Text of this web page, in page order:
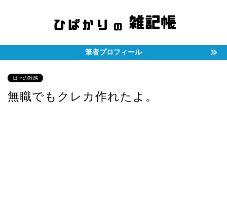
筆者プロフィール
日々の雑感
無職でもクレカ作れたよ。